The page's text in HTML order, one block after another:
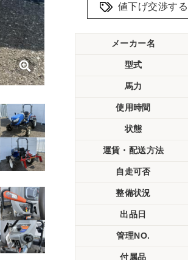
値下げ交渉する
メーカー名
型式
馬力
使用時間
状態
運賃・配送方法
自走可否
整備状況
出品日
管理NO.
付属品